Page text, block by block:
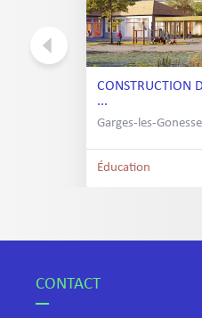
CONSTRUCTION
...
Garges-les-
Éducation
CONTACT